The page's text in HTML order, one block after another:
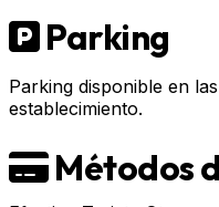
Parking
Parking disponible en
establecimiento.
Métodos